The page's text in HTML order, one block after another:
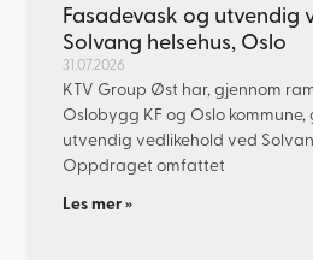
Fasadevask og utvendig
Solvang helsehus, Oslo
31.07.2026
KTV Group Øst har, gjennom
Oslobygg KF og Oslo
utvendig vedlikehold ved
Oppdraget omfattet
Les mer »